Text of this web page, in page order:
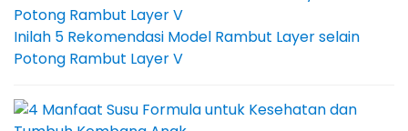
Inilah 5 Rekomendasi Model Rambut Layer selain
Potong Rambut Layer V